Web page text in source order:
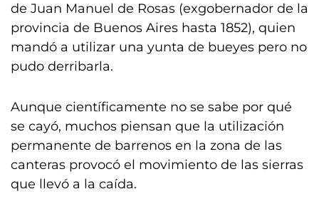
de Juan Manuel de Rosas (exgobernador de la
provincia de Buenos Aires hasta 1852), quien
mandó a utilizar una yunta de bueyes pero no
pudo derribarla.
Aunque científicamente no se sabe por qué
se cayó, muchos piensan que la utilización
permanente de barrenos en la zona de las
canteras provocó el movimiento de las sierras
que llevó a la caída.